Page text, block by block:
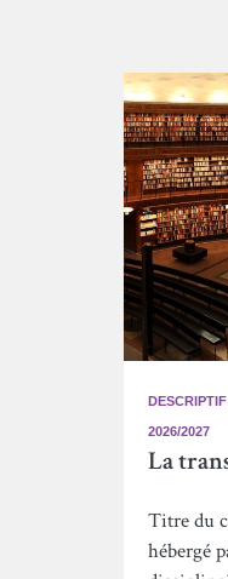
2026/2027
La
Titre du
hébergé